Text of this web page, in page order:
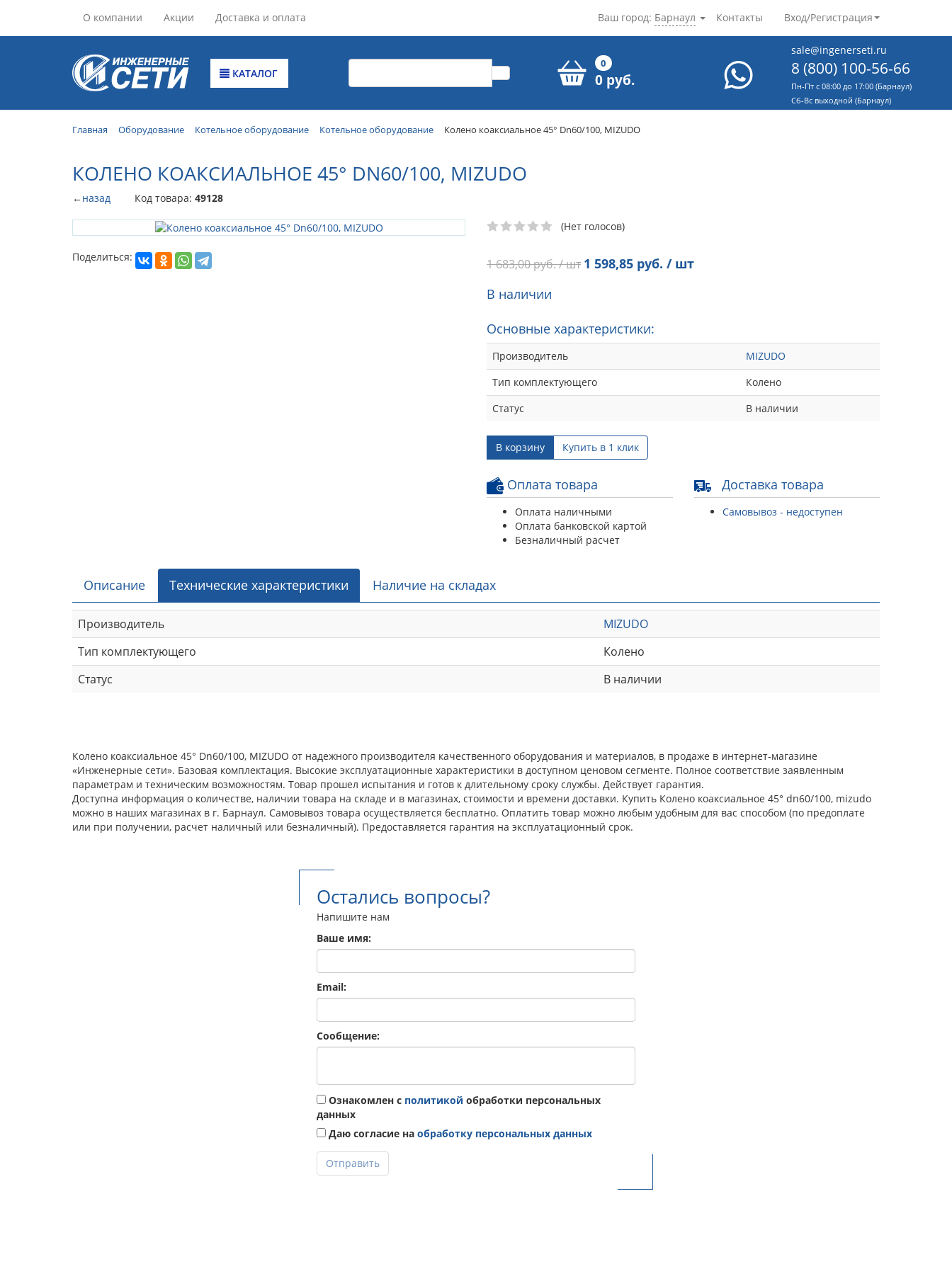
О компании Акции Доставка и оплата Контакты Вход/Регистрация
Ваш город: Барнаул
КАТАЛОГ
0
0 руб.
sale@ingenerseti.ru
8 (800) 100-56-66
Пн-Пт с 08:00 до 17:00 (Барнаул)
Cб-Вс выходной (Барнаул)
Главная Оборудование Котельное оборудование Котельное оборудование Колено коаксиальное 45° Dn60/100, MIZUDO
КОЛЕНО КОАКСИАЛЬНОЕ 45° DN60/100, MIZUDO
←назад Код товара: 49128
Поделиться:
(Нет голосов)
1 683,00руб. / шт 1 598,85 руб. / шт
В наличии
Основные характеристики:
Производитель
MIZUDO
Тип комплектующего
Колено
Статус
В наличии
В корзину Купить в 1 клик
Оплата товара
Оплата наличными
Оплата банковской картой
Безналичный расчет
Доставка товара
Самовывоз - недоступен
Описание Технические характеристики Наличие на складах
Производитель
MIZUDO
Тип комплектующего
Колено
Статус
В наличии
Колено коаксиальное 45° Dn60/100, MIZUDO от надежного производителя качественного оборудования и материалов, в продаже в интернет-магазине
«Инженерные сети». Базовая комплектация. Высокие эксплуатационные характеристики в доступном ценовом сегменте. Полное соответствие заявленным
параметрам и техническим возможностям. Товар прошел испытания и готов к длительному сроку службы. Действует гарантия.
Доступна информация о количестве, наличии товара на складе и в магазинах, стоимости и времени доставки. Купить Колено коаксиальное 45° dn60/100, mizudo
можно в наших магазинах в г. Барнаул. Самовывоз товара осуществляется бесплатно. Оплатить товар можно любым удобным для вас способом (по предоплате
или при получении, расчет наличный или безналичный). Предоставляется гарантия на эксплуатационный срок.
Остались вопросы?
Напишите нам
Ваше имя:
Email:
Сообщение:
Ознакомлен с политикой обработки персональных
данных
Даю согласие на обработку персональных данных
Отправить